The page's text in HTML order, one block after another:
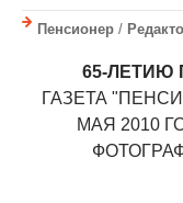
Пенсионер /
65-
ГАЗЕТА
МАЯ 2010